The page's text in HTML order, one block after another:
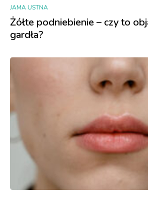
JAMA USTNA
Żółte podniebienie – czy to
gardła?